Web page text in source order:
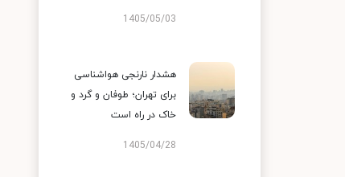
1405/05/03
هشدار نارنجی هواشناسی
برای تهران؛ طوفان و گرد و
خاک در راه است
1405/04/28